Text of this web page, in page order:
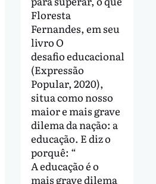
Floresta
Fernandes, em seu
livro O
desafio educacional
(Expressão
Popular, 2020),
situa como nosso
maior e mais grave
dilema da nação: a
educação. E diz o
porquê: “
A educação é o
mais grave dilema